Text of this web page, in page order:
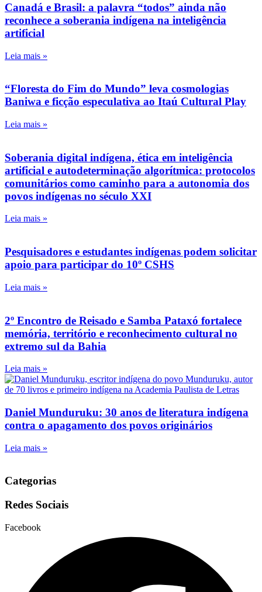
Canadá e Brasil: a palavra “todos” ainda não
reconhece a soberania indígena na inteligência
artificial
Leia mais »
“Floresta do Fim do Mundo” leva cosmologias
Baniwa e ficção especulativa ao Itaú Cultural Play
Leia mais »
Soberania digital indígena, ética em inteligência
artificial e autodeterminação algorítmica: protocolos
comunitários como caminho para a autonomia dos
povos indígenas no século XXI
Leia mais »
Pesquisadores e estudantes indígenas podem solicitar
apoio para participar do 10º CSHS
Leia mais »
2º Encontro de Reisado e Samba Pataxó fortalece
memória, território e reconhecimento cultural no
extremo sul da Bahia
Leia mais »
Daniel Munduruku: 30 anos de literatura indígena
contra o apagamento dos povos originários
Leia mais »
Categorias
Redes Sociais
Facebook